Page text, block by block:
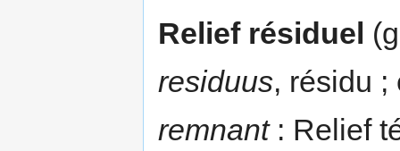
Relief résiduel
residuus, résidu
remnant: Relief